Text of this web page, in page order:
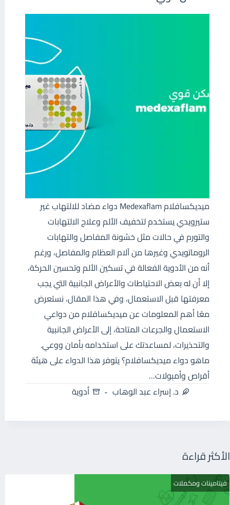
ميديكسافلام Medexaflam دواء مضاد للالتهاب غير
ستيرويدي يستخدم لتخفيف الألم وعلاج الالتهابات
والتورم في حالات مثل خشونة المفاصل والتهابات
الروماتويدي وغيرها من آلام العظام والمفاصل، ورغم
أنه من الأدوية الفعالة في تسكين الألم وتحسين الحركة،
إلا أن له بعض الاحتياطات والأعراض الجانبية التي يجب
معرفتها قبل الاستعمال، وفي هذا المقال، نستعرض
معًا أهم المعلومات عن ميديكسافلام من دواعي
الاستعمال والجرعات المتاحة، إلى الأعراض الجانبية
والتحذيرات، لمساعدتك على استخدامه بأمان ووعي.
ماهو دواء ميديكسافلام؟ يتوفر هذا الدواء على هيئة
أقراص وأمبولات…
د. إسراء عبد الوهاب
أدوية
الأكثر قراءة
فيتامينات ومكملات